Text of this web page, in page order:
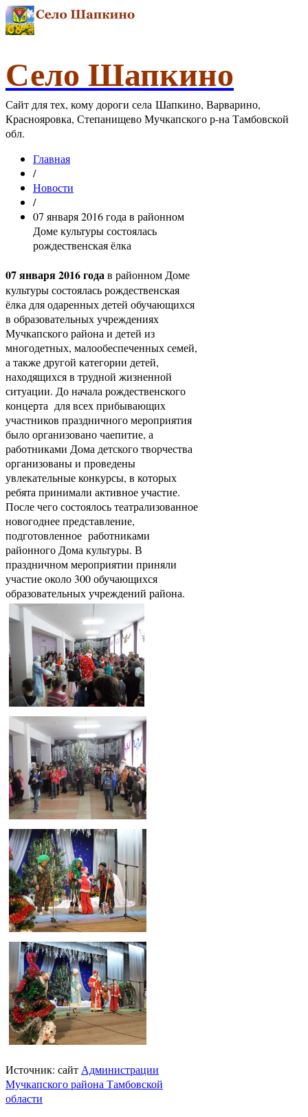
Село Шапкино
Сайт для тех, кому дороги села Шапкино, Варварино,
Краснояровка, Степанищево Мучкапского р-на Тамбовской
обл.
Главная
/
Новости
/
07 января 2016 года в районном
Доме культуры состоялась
рождественская ёлка
07 января 2016 годав районном Доме
культуры состоялась рождественская
ёлка для одаренных детей обучающихся
в образовательных учреждениях
Мучкапского района и детей из
многодетных, малообеспеченных семей,
а также другой категории детей,
находящихся в трудной жизненной
ситуации. До начала рождественского
концерта для всех прибывающих
участников праздничного мероприятия
было организовано чаепитие, а
работниками Дома детского творчества
организованы и проведены
увлекательные конкурсы, в которых
ребята принимали активное участие.
После чего состоялось театрализованное
новогоднее представление,
подготовленное работниками
районного Дома культуры. В
праздничном мероприятии приняли
участие около 300 обучающихся
образовательных учреждений района.
Источник: сайтАдминистрации
Мучкапского района Тамбовской
области